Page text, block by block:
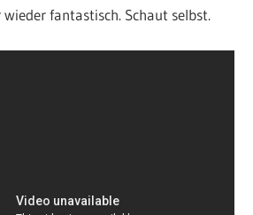
fantastisch. Schaut selbst.